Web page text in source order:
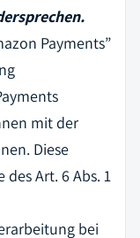
Payments”
mit der
Diese
Art. 6 Abs. 1
bei